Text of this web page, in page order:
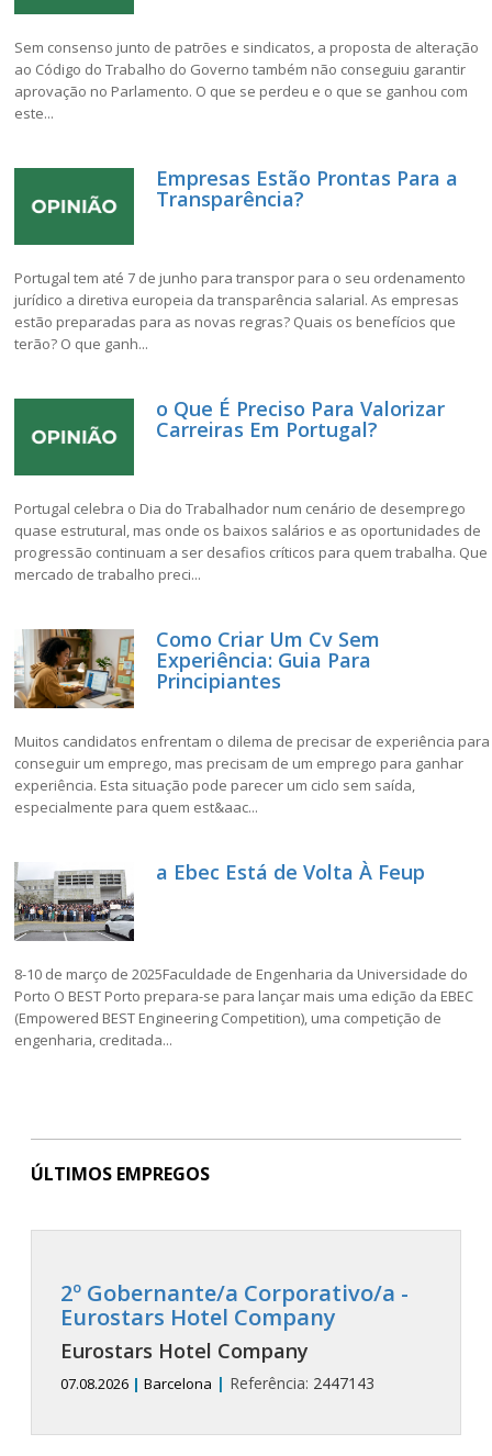
Sem consenso junto de patrões e sindicatos, a proposta de alteração
ao Código do Trabalho do Governo também não conseguiu garantir
aprovação no Parlamento. O que se perdeu e o que se ganhou com
este...
Empresas Estão Prontas Para a
Transparência?
Portugal tem até 7 de junho para transpor para o seu ordenamento
jurídico a diretiva europeia da transparência salarial. As empresas
estão preparadas para as novas regras? Quais os benefícios que
terão? O que ganh...
o Que É Preciso Para Valorizar
Carreiras Em Portugal?
Portugal celebra o Dia do Trabalhador num cenário de desemprego
quase estrutural, mas onde os baixos salários e as oportunidades de
progressão continuam a ser desafios críticos para quem trabalha. Que
mercado de trabalho preci...
Como Criar Um Cv Sem
Experiência: Guia Para
Principiantes
Muitos candidatos enfrentam o dilema de precisar de experiência para
conseguir um emprego, mas precisam de um emprego para ganhar
experiência. Esta situação pode parecer um ciclo sem saída,
especialmente para quem est&aac...
a Ebec Está de Volta À Feup
8-10 de março de 2025Faculdade de Engenharia da Universidade do
Porto O BEST Porto prepara-se para lançar mais uma edição da EBEC
(Empowered BEST Engineering Competition), uma competição de
engenharia, creditada...
ÚLTIMOS EMPREGOS
2º Gobernante/a Corporativo/a -
Eurostars Hotel Company
Eurostars Hotel Company
07.08.2026 | Barcelona | Referência: 2447143